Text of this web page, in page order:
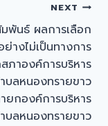
NEXT
มพันธ์ ผลการเลือก
างไม่เป็นทางการ
ภาองค์การบริหาร
บลหนองทรายขาว
ยกองค์การบริหาร
บลหนองทรายขาว